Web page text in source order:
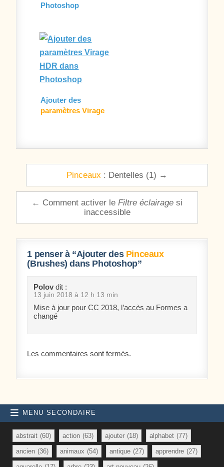
Photoshop
Ajouter des
paramètres Virage
Navigation de l’article
Pinceaux : Dentelles (1) →
← Comment activer le Filtre éclairage si
inaccessible
1 penser à “Ajouter des Pinceaux
(Brushes) dans Photoshop”
Polov dit :
13 juin 2018 à 12 h 13 min
Mise à jour pour CC 2018, l’accès au Formes a
changé
Les commentaires sont fermés.
MENU SECONDAIRE
abstrait (60) action (63) ajouter (18) alphabet (77)
ancien (36) animaux (54) antique (27) apprendre (27)